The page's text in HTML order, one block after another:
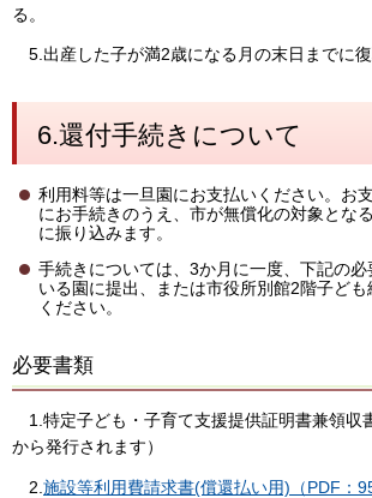
る。
5.出産した子が満2歳になる月の末日までに復
6.還付手続きについて
利用料等は一旦園にお支払いください。お
にお手続きのうえ、市が無償化の対象とな
に振り込みます。
手続きについては、3か月に一度、下記の
いる園に提出、または市役所別館2階子ど
ください。
必要書類
1.特定子ども・子育て支援提供証明書兼領収
から発行されます）
2. 施設等利用費請求書(償還払い用)（PDF：